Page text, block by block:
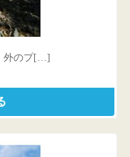
外のプ[…]